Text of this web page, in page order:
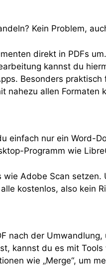
Kein Problem,
direkt in PDFs
kannst du
Besonders
nahezu allen Formaten
einfach nur ein Word-
Programm wie
Adobe Scan
kostenlos, also kein
nach der
kannst du es mit
wie „Merge“, um